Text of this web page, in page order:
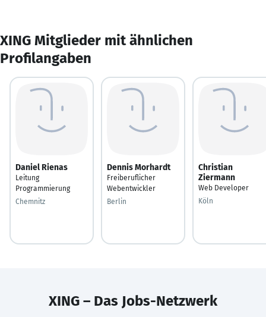
XING Mitglieder mit ähnlichen
Profilangaben
Daniel Rienas
Leitung
Programmierung
Chemnitz
Dennis Morhardt
Freiberuflicher
Webentwickler
Berlin
Christian
Ziermann
Web Developer
Köln
XING – Das Jobs-Netzwerk